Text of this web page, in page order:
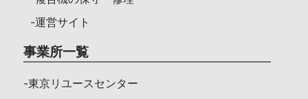
-運営サイト
事業所一覧
-東京リユースセンター